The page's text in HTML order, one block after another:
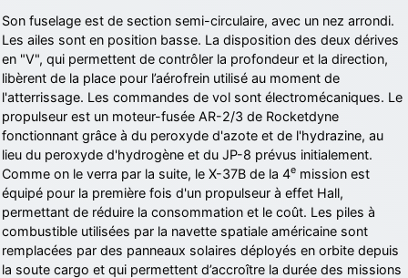
Son fuselage est de section semi-circulaire, avec un nez arrondi.
Les ailes sont en position basse. La disposition des deux dérives
en "V", qui permettent de contrôler la profondeur et la direction,
libèrent de la place pour l’aérofrein utilisé au moment de
l'atterrissage. Les commandes de vol sont électromécaniques. Le
propulseur est un moteur-fusée AR-2/3 de Rocketdyne
fonctionnant grâce à du peroxyde d'azote et de l'hydrazine, au
lieu du peroxyde d'hydrogène et du JP-8 prévus initialement.
Comme on le verra par la suite, le X-37B de la 4e mission est
équipé pour la première fois d'un propulseur à effet Hall,
permettant de réduire la consommation et le coût. Les piles à
combustible utilisées par la navette spatiale américaine sont
remplacées par des panneaux solaires déployés en orbite depuis
la soute cargo et qui permettent d’accroître la durée des missions